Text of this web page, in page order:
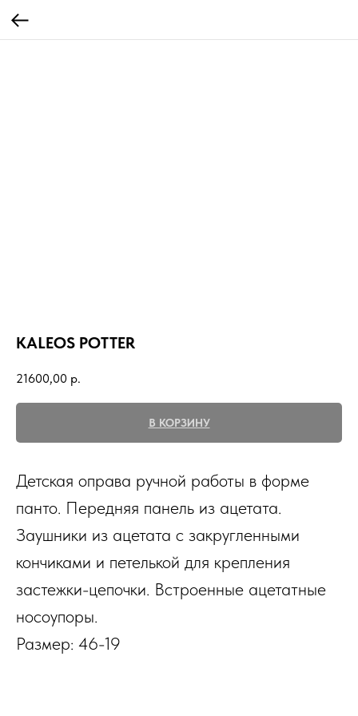
KALEOS POTTER
21600,00 р.
В КОРЗИНУ
Детская оправа ручной работы в форме
панто. Передняя панель из ацетата.
Заушники из ацетата с закругленными
кончиками и петелькой для крепления
застежки-цепочки. Встроенные ацетатные
носоупоры.
Размер: 46-19